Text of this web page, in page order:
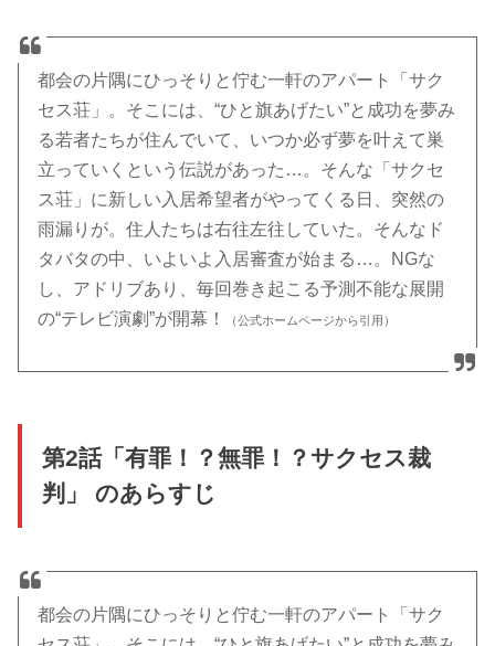
都会の片隅にひっそりと佇む一軒のアパート「サク
セス荘」。そこには、“ひと旗あげたい”と成功を夢み
る若者たちが住んでいて、いつか必ず夢を叶えて巣
立っていくという伝説があった…。そんな「サクセ
ス荘」に新しい入居希望者がやってくる日、突然の
雨漏りが。住人たちは右往左往していた。そんなド
タバタの中、いよいよ入居審査が始まる…。NGな
し、アドリブあり、毎回巻き起こる予測不能な展開
の“テレビ演劇”が開幕！
（公式ホームページから引用）
第2話「有罪！？無罪！？サクセス裁
判」 のあらすじ
都会の片隅にひっそりと佇む一軒のアパート「サク